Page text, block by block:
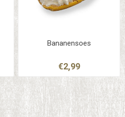
Bananensoes
€2,99